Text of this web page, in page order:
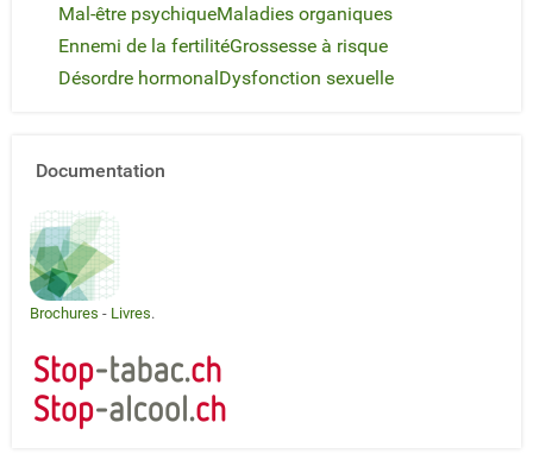
Mal-être psychiqueMaladies organiques
Ennemi de la fertilitéGrossesse à risque
Désordre hormonalDysfonction sexuelle
Documentation
Brochures - Livres.